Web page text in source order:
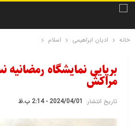
خانه ادیان ابراهیمی اسلام
برپایی نمایشگاه
مراکش
تاریخ انتشار: 2024/04/01 - 2:14 ب.ظ